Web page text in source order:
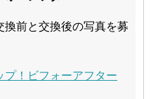
前と交換後の写真を募
プ！ビフォーアフター